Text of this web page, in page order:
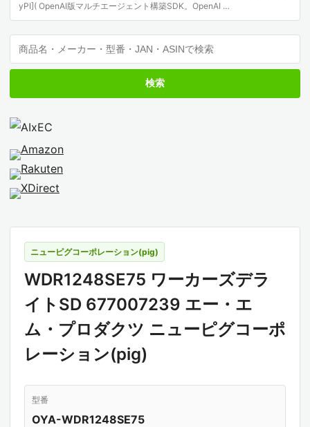
yPI]( OpenAI版マルチエージェント構築SDK。OpenAI …
検索
ニューピグコーポレーション(pig)
WDR1248SE75 ワーカーズデラ
イトSD 677007239 エー・エ
ム・プロダクツ ニューピグコーポ
レーション(pig)
型番
OYA-WDR1248SE75